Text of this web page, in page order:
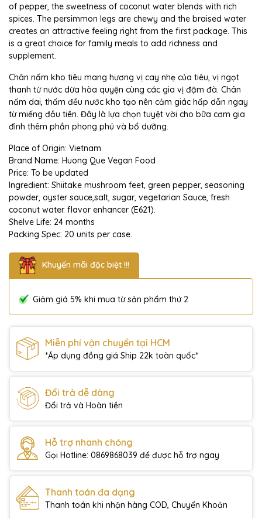
of pepper, the sweetness of coconut water blends with rich
spices. The persimmon legs are chewy and the braised water
creates an attractive feeling right from the first package. This
is a great choice for family meals to add richness and
supplement.
Chân nấm kho tiêu mang hương vị cay nhẹ của tiêu, vị ngọt
thanh từ nước dừa hòa quyện cùng các gia vị đậm đà. Chân
nấm dai, thấm đều nước kho tạo nên cảm giác hấp dẫn ngay
từ miếng đầu tiên. Đây là lựa chọn tuyệt vời cho bữa cơm gia
đình thêm phần phong phú và bổ dưỡng.
Place of Origin: Vietnam
Brand Name: Huong Que Vegan Food
Price: To be updated
Ingredient: Shiitake mushroom feet, green pepper, seasoning
powder, oyster sauce,salt, sugar, vegetarian Sauce, fresh
coconut water. flavor enhancer (E621).
Shelve Life: 24 months
Packing Spec: 20 units per case.
Khuyến mãi đặc biệt !!!
Giảm giá 5% khi mua từ sản phẩm thứ 2
Miễn phí vận chuyển tại HCM
*Áp dụng đồng giá Ship 22k toàn quốc*
Đổi trả dễ dàng
Đổi trả và Hoàn tiền
Hỗ trợ nhanh chóng
Gọi Hotline: 0869868039 để được hỗ trợ ngay
Thanh toán đa dạng
Thanh toán khi nhận hàng COD, Chuyển Khoản